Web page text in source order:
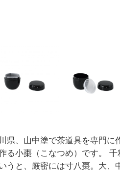
県、山中塗で茶道具を専門に
る小棗（こなつめ）です。
うと、厳密には寸八棗。大、